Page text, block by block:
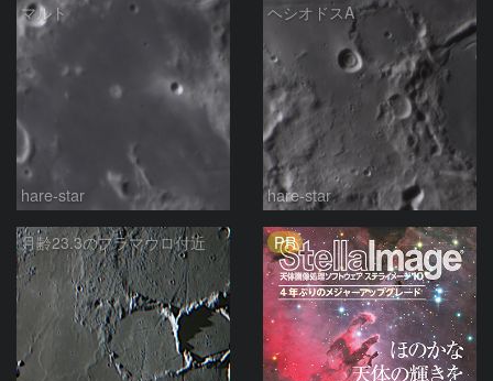
マルト
hare-star
ヘシオドスA
hare-star
月齢23.3のフラマウロ付近 PR